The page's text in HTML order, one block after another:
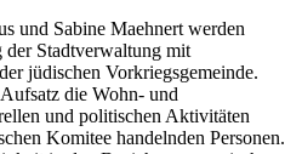
und Sabine Maehnert werden
Stadtverwaltung mit
jüdischen Vorkriegsgemeinde.
die Wohn- und
und politischen Aktivitäten
Komitee handelnden Personen.